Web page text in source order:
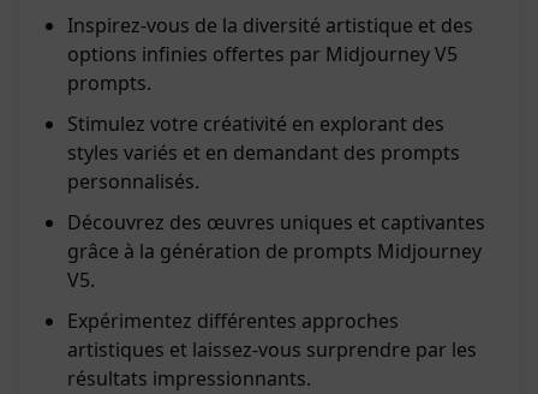
Inspirez-vous de la diversité artistique et des
options infinies offertes par Midjourney V5
prompts.
Stimulez votre créativité en explorant des
styles variés et en demandant des prompts
personnalisés.
Découvrez des œuvres uniques et captivantes
grâce à la génération de prompts Midjourney
V5.
Expérimentez différentes approches
artistiques et laissez-vous surprendre par les
résultats impressionnants.